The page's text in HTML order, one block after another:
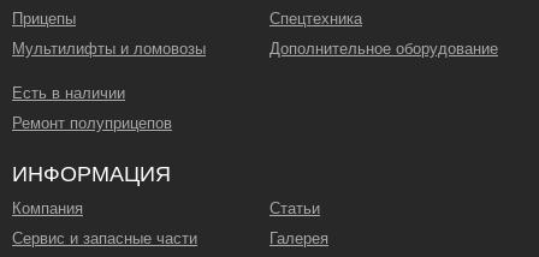
Прицепы
Мультилифты и ломовозы
Спецтехника
Дополнительное оборудование
Есть в наличии
Ремонт полуприцепов
ИНФОРМАЦИЯ
Компания
Сервис и запасные части
Статьи
Галерея